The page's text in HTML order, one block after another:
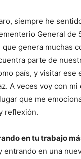
siempre he
General de
genera muchas
parte de
país, y visitar ese
A veces voy con
que me
reflexión.
en tu trabajo
entrando en una